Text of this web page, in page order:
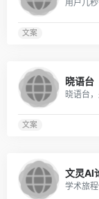
文案
晓语台
文案
文灵AI